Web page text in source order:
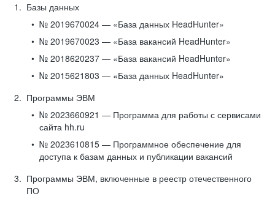
Базы данных
№ 2019670024 — «База данных HeadHunter»
№ 2019670023 — «База вакансий HeadHunter»
№ 2018620237 — «База вакансий HeadHunter»
№ 2015621803 — «База данных HeadHunter»
Программы ЭВМ
№ 2023660921 — Программа для работы с сервисами
сайта hh.ru
№ 2023610815 — Программное обеспечение для
доступа к базам данных и публикации вакансий
Программы ЭВМ, включенные в реестр отечественного
ПО